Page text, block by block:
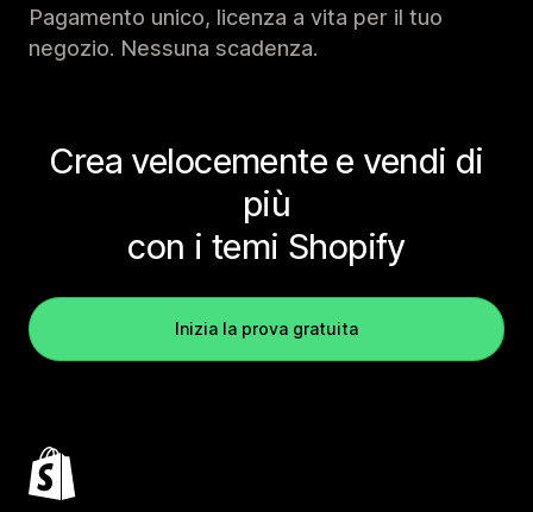
Pagamento unico, licenza a vita per il tuo
negozio. Nessuna scadenza.
Crea velocemente e vendi di
più
con i temi Shopify
Inizia la prova gratuita